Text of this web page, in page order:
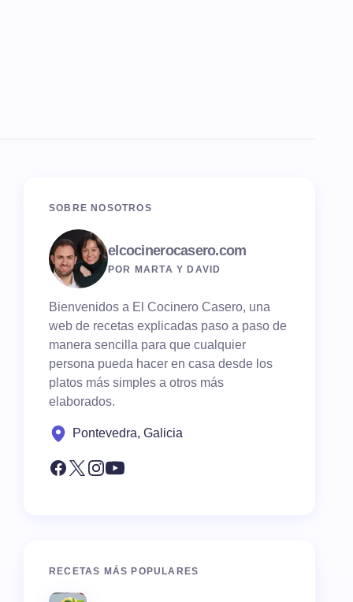
SOBRE NOSOTROS
elcocinerocasero.com
POR MARTA Y DAVID
Bienvenidos a El Cocinero Casero, una
web de recetas explicadas paso a paso de
manera sencilla para que cualquier
persona pueda hacer en casa desde los
platos más simples a otros más
elaborados.
Pontevedra, Galicia
RECETAS MÁS POPULARES